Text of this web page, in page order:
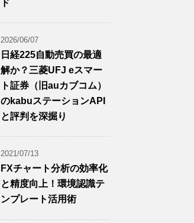
ド
2026/06/07
日経225自動売買の最適
解か？三菱UFJ eスマー
ト証券（旧auカブコム）
のkabuステーションAPI
と評判を深掘り
2021/07/13
FXチャート分析の効率化
と精度向上！環境認識テ
ンプレート活用術